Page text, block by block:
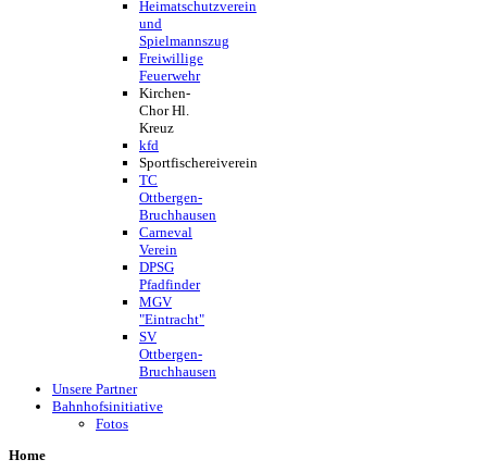
Heimatschutzverein
und
Spielmannszug
Freiwillige
Feuerwehr
Kirchen-
Chor Hl.
Kreuz
kfd
Sportfischereiverein
TC
Ottbergen-
Bruchhausen
Carneval
Verein
DPSG
Pfadfinder
MGV
"Eintracht"
SV
Ottbergen-
Bruchhausen
Unsere Partner
Bahnhofsinitiative
Fotos
Home